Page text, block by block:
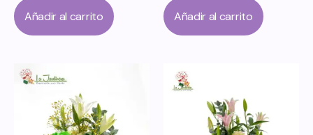
Añadir al carrito Añadir al carrito